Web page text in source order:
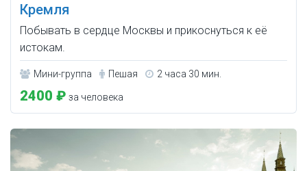
Кремля
Побывать в сердце Москвы и прикоснуться к её
истокам.
Мини-группа Пешая 2 часа 30 мин.
2400 ₽ за человека